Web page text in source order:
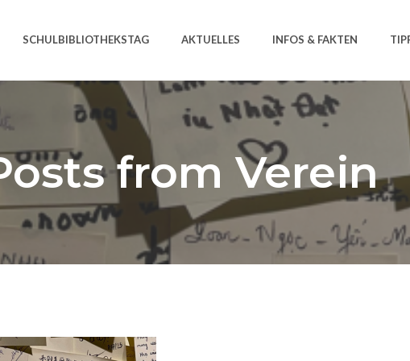
SCHULBIBLIOTHEKSTAG AKTUELLES INFOS & FAKTEN
from Verein